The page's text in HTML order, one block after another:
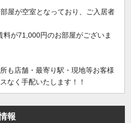
屋が空室となっており、ご入居者
料が71,000円のお部屋がございま
も店舗・最寄り駅・現地等お客様
なく手配いたします！！
報